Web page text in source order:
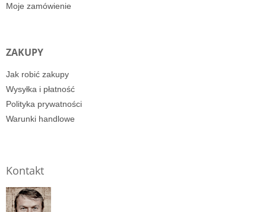
Moje zamówienie
ZAKUPY
Jak robić zakupy
Wysyłka i płatność
Polityka prywatności
Warunki handlowe
Kontakt